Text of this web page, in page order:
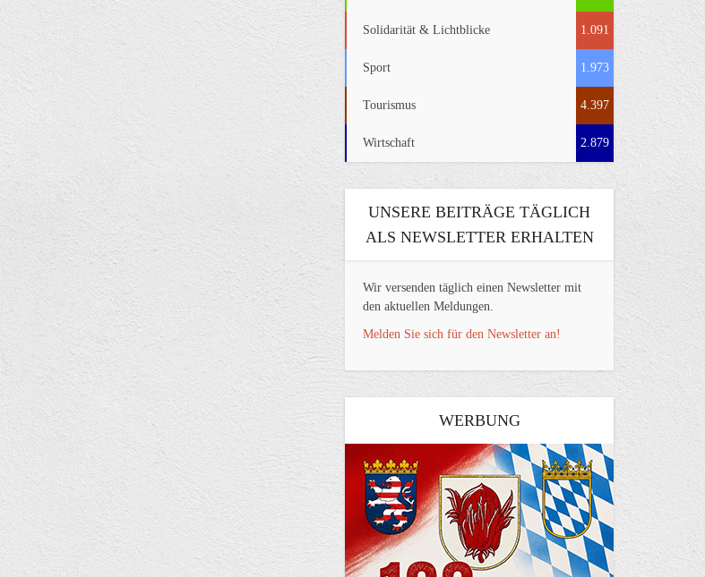
Solidarität & Lichtblicke 1.091
Sport 1.973
Tourismus 4.397
Wirtschaft 2.879
UNSERE BEITRÄGE TÄGLICH
ALS NEWSLETTER ERHALTEN
Wir versenden täglich einen Newsletter mit
den aktuellen Meldungen.
Melden Sie sich für den Newsletter an!
WERBUNG